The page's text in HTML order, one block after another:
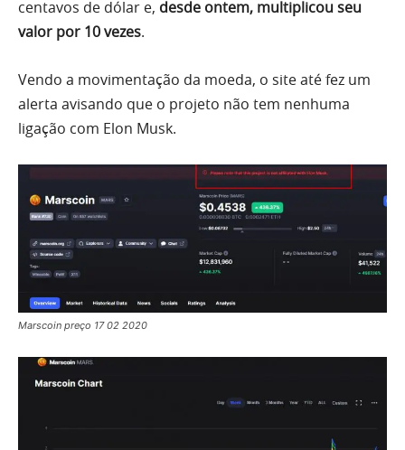
centavos de dólar e, desde ontem, multiplicou seu
valor por 10 vezes.
Vendo a movimentação da moeda, o site até fez um
alerta avisando que o projeto não tem nenhuma
ligação com Elon Musk.
Marscoin preço 17 02 2020